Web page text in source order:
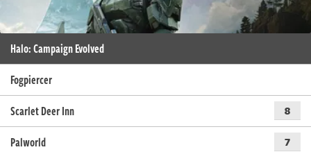
Halo: Campaign Evolved
Fogpiercer
Scarlet Deer Inn
8
Palworld 7